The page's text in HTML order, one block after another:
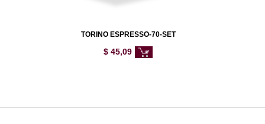
TORINO ESPRESSO-70-SET
$ 45,09